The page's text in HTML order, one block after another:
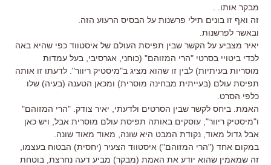
מבקר אותו. .
זה ואף זו בונים תילי פרשנות על הבסיס הרעוע הזה.
ובאשר לפרשנות.
יאיר מצביע על הקשר שבין תפיסת העולם של איסטווד כפי שהיא באה
לכדי ביטויי בסרטי "הרי המזוהם" (כוחני, אגרסיבי, בעל עמדות
מוסריות בעיתיות) לבין זו שהוא מציג ב"מיסטיק ריוור". לדעתו זו אותה
תפיסת עולם (בעייתית מבחינה מוסרית) ומכאן הטענה (בעיה) שלו
כלפי הסרט.
האמת. ביחס לקשר שבין הסרטים ולדעתי, יאיר צודק. "הרי המזוהם"
ו"מיסטיק ריוור", עוסקים באותה תפיסת עולם מוסרית אבל, ויש כאן
אבל גדול מאוד, נקודת המבט היא שונה, מאוד מאוד שונה.
במקום אחד ("הרי המזוהם") איסטווד הצעיר (יחסית) הבטוח בעצמו,
זה שמאמין שהוא יודע את האמת (מבקר) מביע דעה נחרצת, בוטחת